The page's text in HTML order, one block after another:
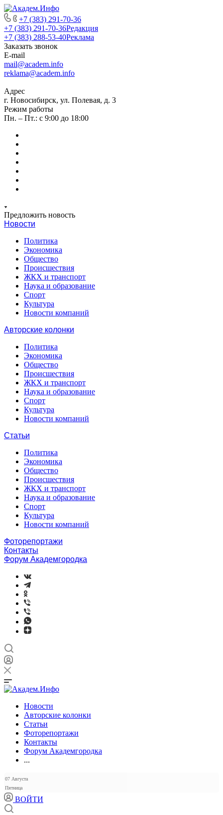
+7 (383) 291-70-36
+7 (383) 291-70-36Редакция
+7 (383) 288-53-40Реклама
Заказать звонок
E-mail
mail@academ.info
reklama@academ.info
Адрес
г. Новосибирск, ул. Полевая, д. 3
Режим работы
Пн. – Пт.: с 9:00 до 18:00
Предложить новость
Новости
Политика
Экономика
Общество
Происшествия
ЖКХ и транспорт
Наука и образование
Спорт
Культура
Новости компаний
Авторские колонки
Политика
Экономика
Общество
Происшествия
ЖКХ и транспорт
Наука и образование
Спорт
Культура
Новости компаний
Статьи
Политика
Экономика
Общество
Происшествия
ЖКХ и транспорт
Наука и образование
Спорт
Культура
Новости компаний
Фоторепортажи
Контакты
Форум Академгородка
Новости
Авторские колонки
Статьи
Фоторепортажи
Контакты
Форум Академгородка
...
07 Августа
Пятница
ВОЙТИ